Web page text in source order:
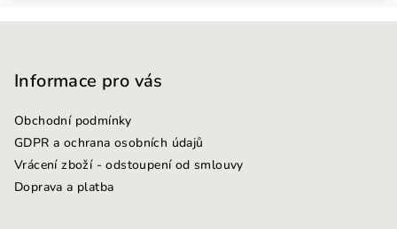
Informace pro vás
Obchodní podmínky
GDPR a ochrana osobních údajů
Vrácení zboží - odstoupení od smlouvy
Doprava a platba